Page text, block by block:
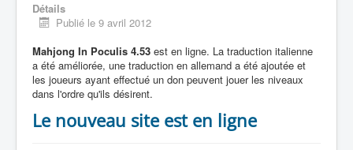
Détails
Publié le 9 avril 2012
Mahjong In Poculis 4.53 est en ligne. La traduction italienne
a été améliorée, une traduction en allemand a été ajoutée et
les joueurs ayant effectué un don peuvent jouer les niveaux
dans l'ordre qu'ils désirent.
Le nouveau site est en ligne